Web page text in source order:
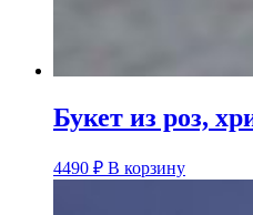
Букет из роз,
4490 ₽ В корзину